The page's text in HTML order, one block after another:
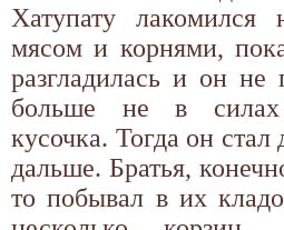
Хатупату
мясом и корнями,
разгладилась и он не
больше не в силах
кусочка. Тогда он стал
дальше. Братья,
то побывал в их